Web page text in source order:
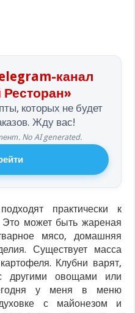
канал
которых не будет
Жду вас!
No AI generated.
практически к
может быть жареная
мясо, домашняя
Существует масса
Клубни варят,
овощами или
у меня в меню
с майонезом и